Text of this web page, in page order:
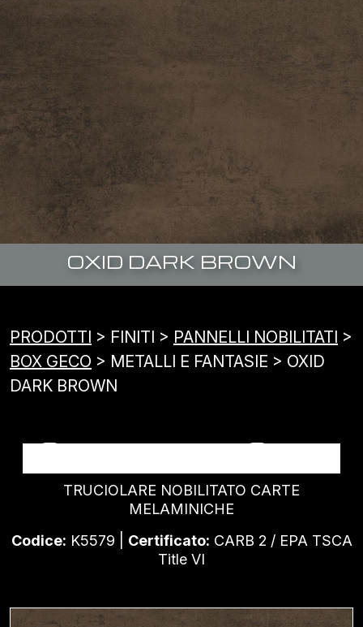
OXID DARK BROWN
PRODOTTI > FINITI > PANNELLI NOBILITATI >
BOX GECO > METALLI E FANTASIE > OXID
DARK BROWN
OXID DARK BROWN
TRUCIOLARE NOBILITATO CARTE
MELAMINICHE
Codice: K5579 | Certificato: CARB 2 / EPA TSCA
Title VI